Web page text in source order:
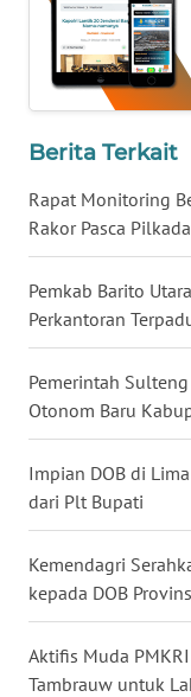
Berita Terkait
Rapat Monitoring
Rakor Pasca
Pemkab Barito
Perkantoran
Pemerintah
Otonom Baru
Impian DOB di
dari Plt Bupati
Kemendagri
kepada DOB
Aktifis Muda
Tambrauw untuk
WN
BABEL
SUMBAR
WN
SUMSEL
WN
BENGKULU
WN
LAMPUNG
WN
JATENG
WN
NUSANTARA
WN
JOGJA